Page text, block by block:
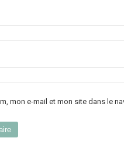
mon e-mail et mon site dans le